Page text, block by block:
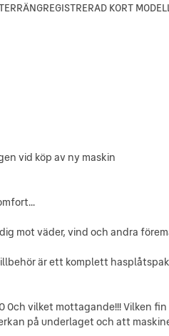
KORT
vid köp av ny maskin
mot väder, vind och andra
är ett komplett
Och vilket mottagande!!! Vilken
på underlaget och att